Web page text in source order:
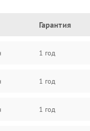
Гарантия
1 год
1 год
1 год